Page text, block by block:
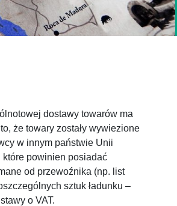
dostawy towarów ma
że towary zostały wywiezione
w innym państwie Unii
powinien posiadać
od przewoźnika (np. list
sztuk ładunku –
o VAT.